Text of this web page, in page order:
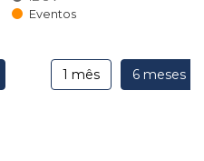
Eventos